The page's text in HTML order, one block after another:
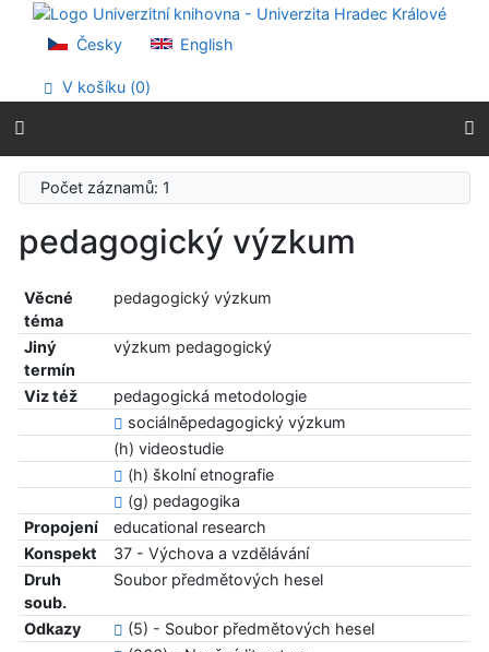
Přejít na obsah
Přejít na menu
Prohlášení o webové přístupnosti
Česky English
V košíku (0)
Počet záznamů: 1
pedagogický výzkum
Věcné
téma
pedagogický výzkum
Jiný
termín
výzkum pedagogický
Viz též
pedagogická metodologie
sociálněpedagogický výzkum
(h) videostudie
(h) školní etnografie
(g) pedagogika
Propojení
educational research
Konspekt
37 - Výchova a vzdělávání
Druh
soub.
Soubor předmětových hesel
Odkazy
(5) - Soubor předmětových hesel